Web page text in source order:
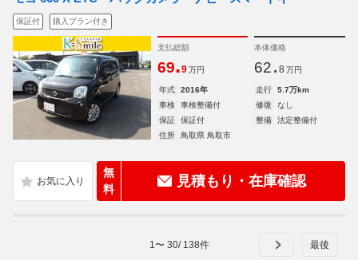
保証付 購入プラン付き
支払総額
69.9 万円
本体価格
62. 8 万円
年式 2016年 走行
5.7万km
車検
車検整備付 修復
なし
保証
保証付 整備
法定整備付
住所
鳥取県 鳥取市
無
料
見積もり・在庫確認
1 〜 30/ 138件